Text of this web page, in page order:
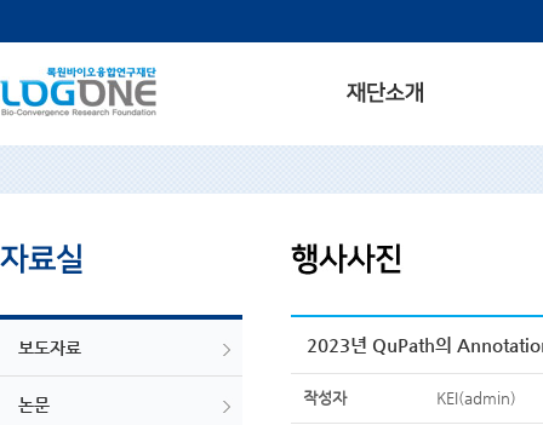
보도자료
논문
2023년 QuPath의
작성자 KEI(admin)